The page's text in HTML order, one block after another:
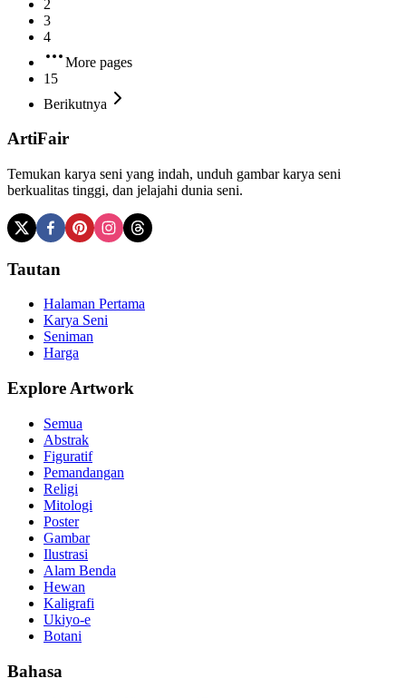
2
3
4
More pages
15
Berikutnya
ArtiFair
Temukan karya seni yang indah, unduh gambar karya seni
berkualitas tinggi, dan jelajahi dunia seni.
Tautan
Halaman Pertama
Karya Seni
Seniman
Harga
Explore Artwork
Semua
Abstrak
Figuratif
Pemandangan
Religi
Mitologi
Poster
Gambar
Ilustrasi
Alam Benda
Hewan
Kaligrafi
Ukiyo-e
Botani
Bahasa